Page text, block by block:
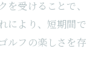
受けることで、
により、短期間で
ルフの楽しさを存